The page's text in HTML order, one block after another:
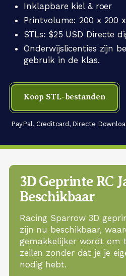
Inklapbare kiel & roer
Printvolume: 200 x 200
STLs: $25 USD Directe
Onderwijslicenties zijn
gebruik in de klas.
Koop STL-bestanden
PayPal, Creditcard, Directe
3D Geprinte RC
Beschikbaar
Racing Sparrow 3D
zijn nu beschikbaar,
gemakkelijker wordt om
zeilen zonder dat je je
nodig hebt.